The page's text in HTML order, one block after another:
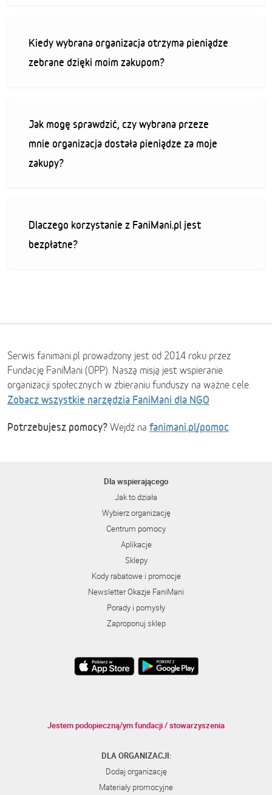
Kiedy wybrana organizacja otrzyma pieniądze
zebrane dzięki moim zakupom?
Jak mogę sprawdzić, czy wybrana przeze
mnie organizacja dostała pieniądze za moje
zakupy?
Dlaczego korzystanie z FaniMani.pl jest
bezpłatne?
Serwis fanimani.pl prowadzony jest od 2014 roku przez
Fundację FaniMani (OPP). Naszą misją jest wspieranie
organizacji społecznych w zbieraniu funduszy na ważne cele.
Zobacz wszystkie narzędzia FaniMani dla NGO
Potrzebujesz pomocy? Wejdź na fanimani.pl/pomoc
Dla wspierającego
Jak to działa
Wybierz organizację
Centrum pomocy
Aplikacje
Sklepy
Kody rabatowe i promocje
Newsletter Okazje FaniMani
Porady i pomysły
Zaproponuj sklep
Jestem podopieczną/ym fundacji / stowarzyszenia
DLA ORGANIZACJI:
Dodaj organizację
Materiały promocyjne